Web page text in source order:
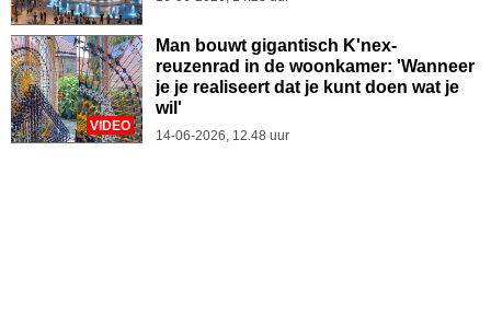
VIDEO
Man bouwt gigantisch K'nex-
reuzenrad in de woonkamer: 'Wanneer
je je realiseert dat je kunt doen wat je
wil'
14-06-2026, 12.48 uur